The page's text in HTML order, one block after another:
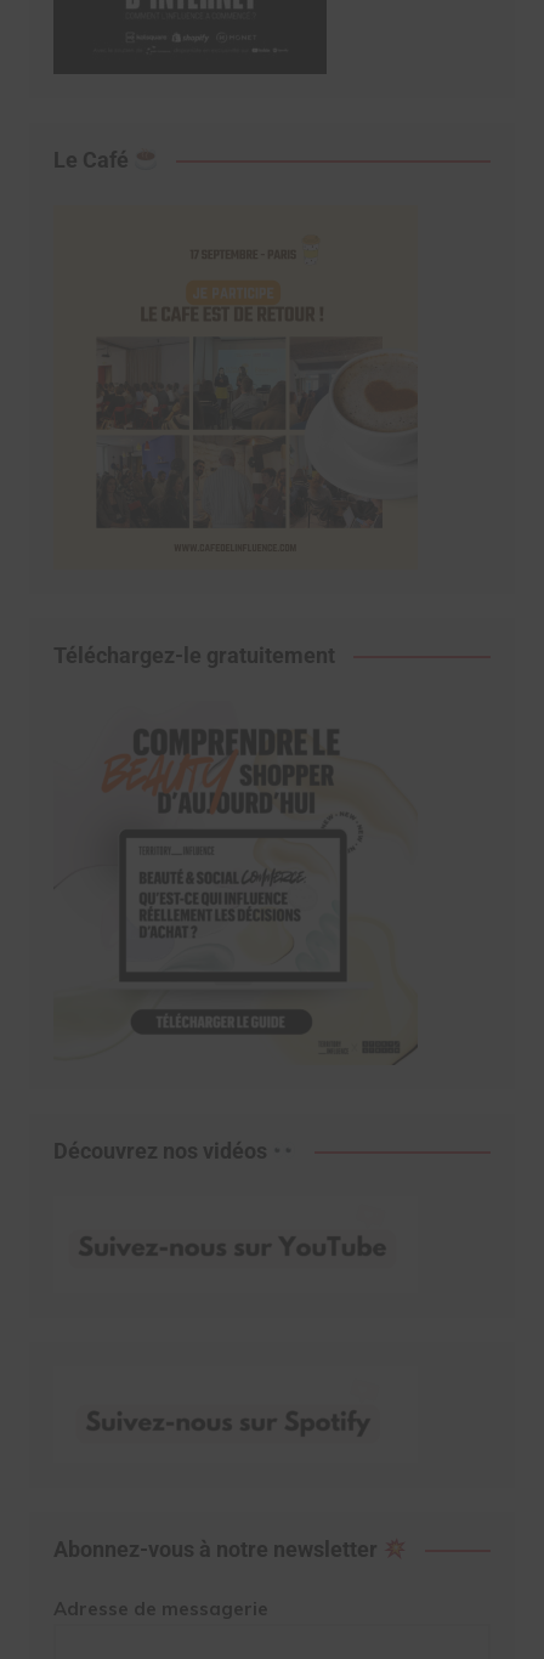
Le Café
Téléchargez-le gratuitement
Découvrez nos vidéos
Abonnez-vous à notre newsletter
Adresse de messagerie